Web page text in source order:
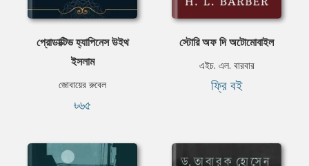
প্রোডাক্টিভ হ্যাপিনেস উইথ
ইসলাম
জোবায়ের রুবেল
৳৬৫
স্টোরি অফ দি অটোমোবাইল
এইচ. এল. বারবার
ফ্রি বই